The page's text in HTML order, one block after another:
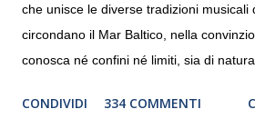
che unisce le diverse tradizioni musicali
circondano il Mar Baltico, nella
conosca né confini né limiti, sia di
debutterà il 10 settembre a Heiden, in
CONDIVIDI 334 COMMENTI